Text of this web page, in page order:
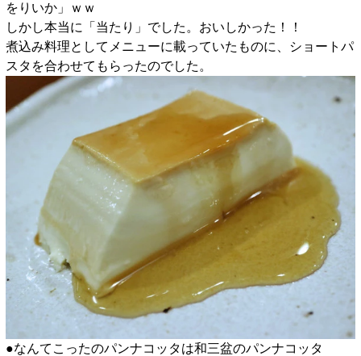
をりいか」ｗｗ
しかし本当に「当たり」でした。おいしかった！！
煮込み料理としてメニューに載っていたものに、ショートパ
スタを合わせてもらったのでした。
●なんてこったのパンナコッタは和三盆のパンナコッタ